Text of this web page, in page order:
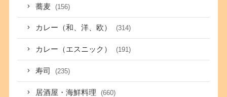
蕎麦 (156)
カレー（和、洋、欧） (314)
カレー（エスニック） (191)
寿司 (235)
居酒屋・海鮮料理 (660)